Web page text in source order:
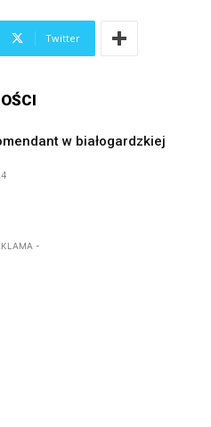
Twitter
w białogardzkiej
-